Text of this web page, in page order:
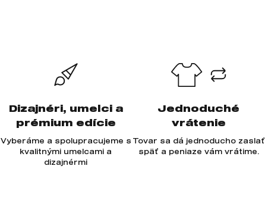
Dizajnéri, umelci a
prémium edície
Vyberáme a spolupracujeme s
kvalitnými umelcami a
dizajnérmi
Jednoduché
vrátenie
Tovar sa dá jednoducho zaslať
späť a peniaze vám vrátime.